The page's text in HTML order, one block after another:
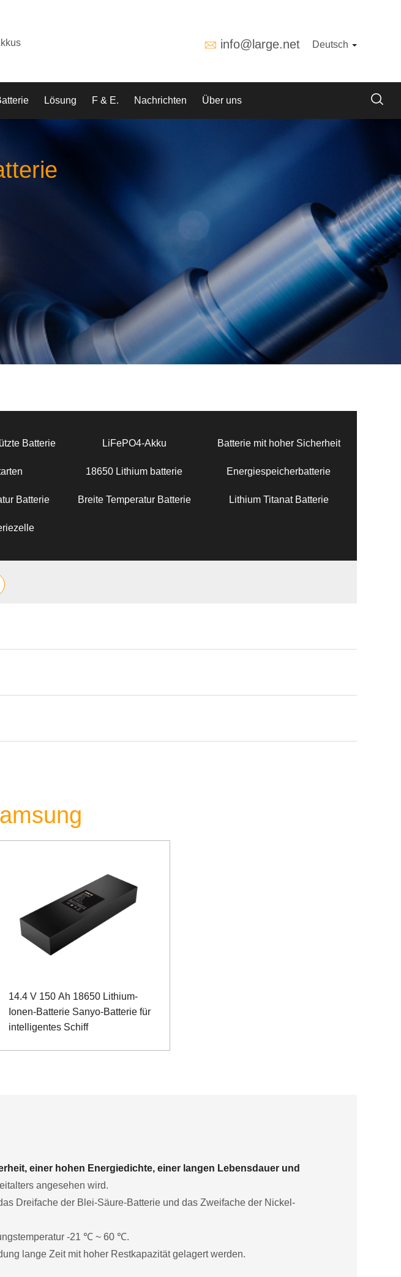
info@large.net Deutsch
Lösung F & E. Nachrichten Über uns
Batterie LiFePO4-Akku Batterie mit hoher Sicherheit
18650 Lithium batterie Energiespeicherbatterie
Batterie Breite Temperatur Batterie Lithium Titanat Batterie
14.4 V 150 Ah 18650 Lithium-
Ionen-Batterie Sanyo-Batterie für
intelligentes Schiff
einer hohen Energiedichte, einer langen Lebensdauer und
angesehen wird.
Dreifache der Blei-Säure-Batterie und das Zweifache der Nickel-
-21 ℃ ~ 60 ℃.
lange Zeit mit hoher Restkapazität gelagert werden.